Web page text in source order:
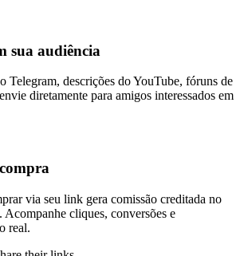
sua audiência
Telegram, descrições do YouTube, fóruns de
diretamente para amigos interessados em
via seu link gera comissão creditada no
cliques, conversões e
real.